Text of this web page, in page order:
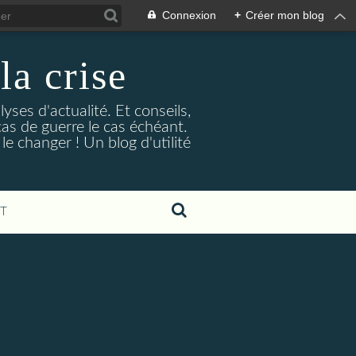
Connexion + Créer mon blog
crise
d'actualité. Et conseils,
de guerre le cas échéant.
changer ! Un blog d'utilité